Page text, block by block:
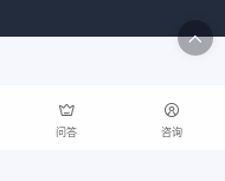
问答 咨询